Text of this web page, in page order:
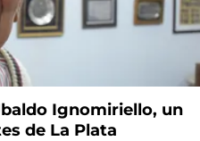
Ignomiriello, un
de La Plata